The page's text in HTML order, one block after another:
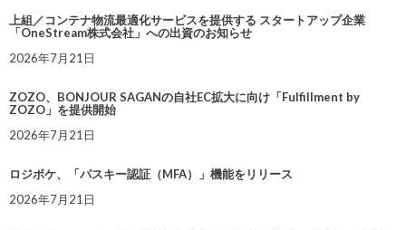
上組／コンテナ物流最適化サービスを提供する スタートアップ企業
「OneStream株式会社」への出資のお知らせ
2026年7月21日
ZOZO、BONJOUR SAGANの自社EC拡大に向け「Fulfillment by
ZOZO」を提供開始
2026年7月21日
ロジポケ、「パスキー認証（MFA）」機能をリリース
2026年7月21日